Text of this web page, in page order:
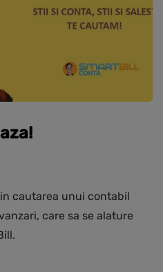
cautarea unui contabil
care sa se alature